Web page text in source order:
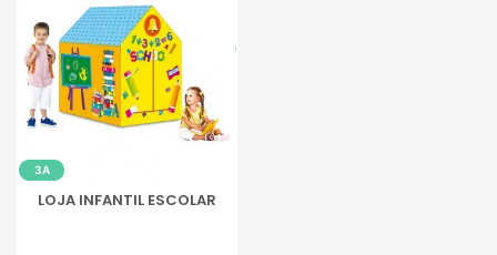
3A
LOJA INFANTIL ESCOLAR